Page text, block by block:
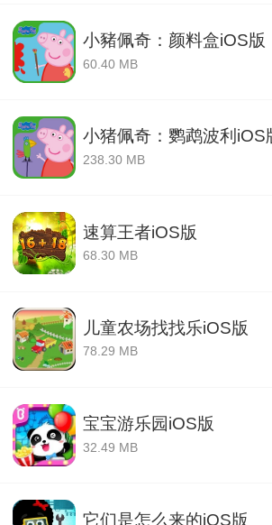
小豬佩奇：颜料盒iOS版
60.40 MB
小猪佩奇：鹦鹉波利iOS
238.30 MB
速算王者iOS版
68.30 MB
儿童农场找找乐iOS版
78.29 MB
宝宝游乐园iOS版
32.49 MB
它们是怎么来的iOS版